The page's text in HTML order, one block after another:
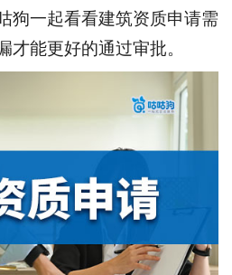
狗一起看看建筑资质申请需
才能更好的通过审批。